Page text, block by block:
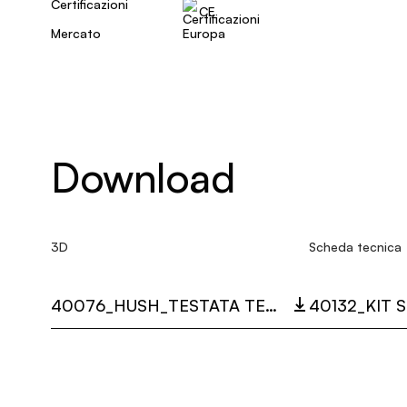
Certificazioni
CE
Mercato
Europa
Download
3D
40076_HUSH_TESTATA TERMINALE_3D.ZIP
Scheda tecnica